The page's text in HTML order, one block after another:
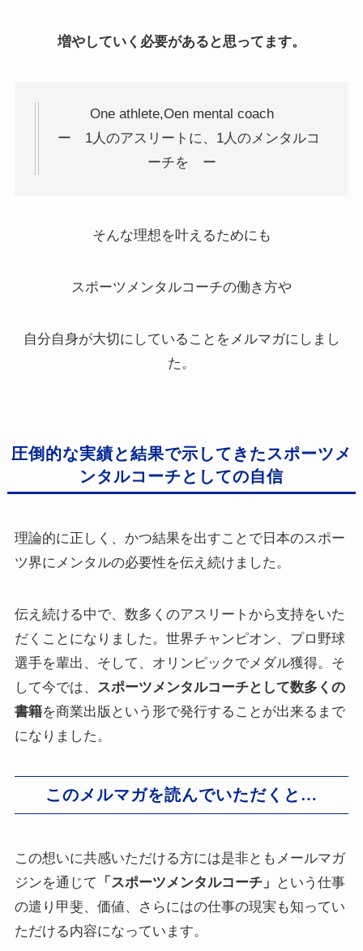
増やしていく必要があると思ってます。
One athlete,Oen mental coach
ー 1人のアスリートに、1人のメンタルコ
ーチを ー
そんな理想を叶えるためにも
スポーツメンタルコーチの働き方や
自分自身が大切にしていることをメルマガにしまし
た。
圧倒的な実績と結果で示してきたスポーツメ
ンタルコーチとしての自信
理論的に正しく、かつ結果を出すことで日本のスポー
ツ界にメンタルの必要性を伝え続けました。
伝え続ける中で、数多くのアスリートから支持をいた
だくことになりました。世界チャンピオン、プロ野球
選手を輩出、そして、オリンピックでメダル獲得。そ
して今では、 スポーツメンタルコーチとして数多くの
書籍を商業出版という形で発行することが出来るまで
になりました。
このメルマガを読んでいただくと…
この想いに共感いただける方には是非ともメールマガ
ジンを通じて
「スポーツメンタルコーチ」
という仕事
の遣り甲斐、価値、さらにはの仕事の現実も知ってい
ただける内容になっています。